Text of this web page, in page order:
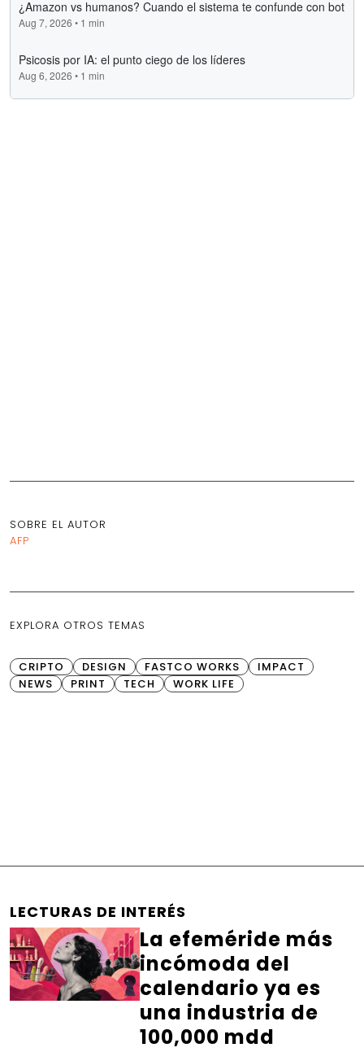
SOBRE EL AUTOR
AFP
EXPLORA OTROS TEMAS
CRIPTO DESIGN FASTCO WORKS
IMPACT
NEWS
PRINT TECH WORK LIFE
LECTURAS DE INTERÉS
La efeméride más
incómoda del
calendario ya es
una industria de
100,000 mdd